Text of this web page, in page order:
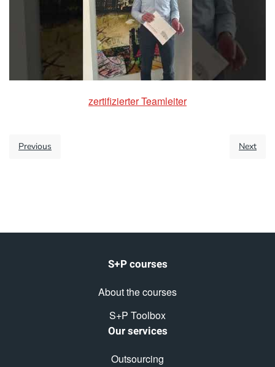
zertifizierter Teamleiter
Previous Next
S+P courses
About the courses
S+P Toolbox
Our services
Outsourcing